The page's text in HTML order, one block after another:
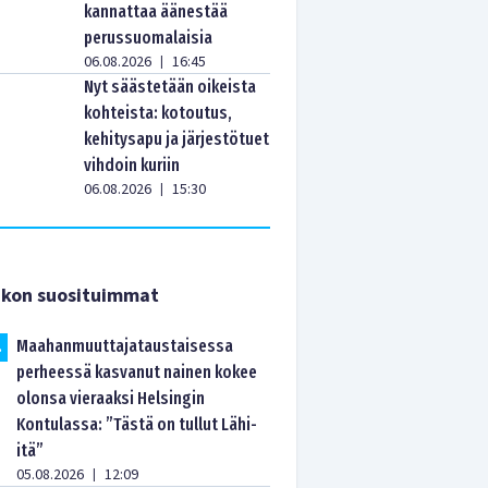
kannattaa äänestää
perussuomalaisia
06.08.2026 | 16:45
Nyt säästetään oikeista
kohteista: kotoutus,
kehitysapu ja järjestötuet
vihdoin kuriin
06.08.2026 | 15:30
suosituimmat
Maahanmuuttajataustaisessa
perheessä kasvanut nainen kokee
olonsa vieraaksi Helsingin
Kontulassa: ”Tästä on tullut Lähi-
itä”
05.08.2026 | 12:09